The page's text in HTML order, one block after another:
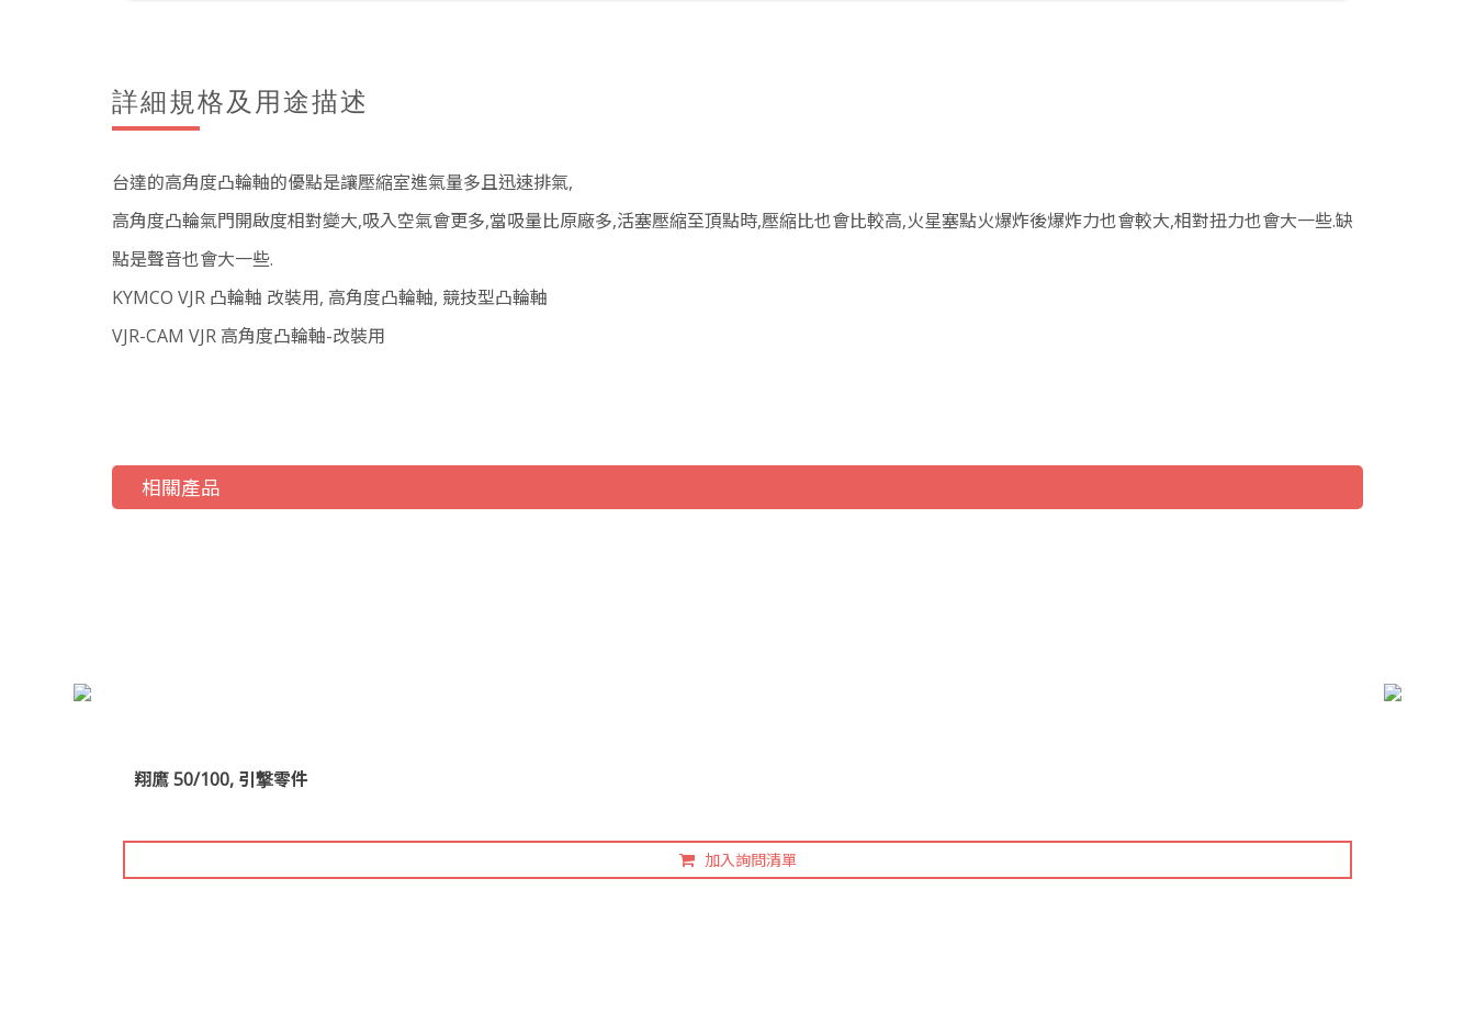
詳細規格及用途描述
台達的高角度凸輪軸的優點是讓壓縮室進氣量多且迅速排氣,
高角度凸輪氣門開啟度相對變大,吸入空氣會更多,當吸量比原廠多,活塞壓縮至頂點時,壓縮比也會比較高,火星塞點火爆炸後爆炸力也會較大,相對扭力也會大一些.缺
點是聲音也會大一些.
KYMCO VJR 凸輪軸 改裝用, 高角度凸輪軸, 競技型凸輪軸
VJR-CAM VJR 高角度凸輪軸-改裝用
相關產品
翔鷹 50/100, 引撃零件
加入詢問清單